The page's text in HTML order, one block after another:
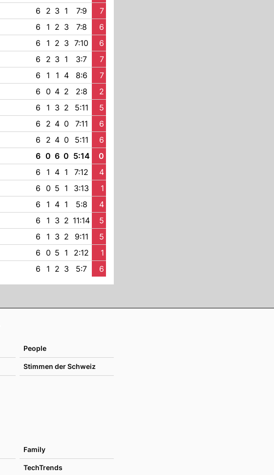
6 2 3 1 7:9
7
6 1 2 3 7:8
6
6 1 2 3 7:10
6
6 2 3 1 3:7
7
6 1 1 4 8:6
7
6 0 4 2 2:8
2
6 1 3 2 5:11
5
6 2 4 0 7:11
6
6 2 4 0 5:11
6
6 0 6 0 5:14
0
6 1 4 1 7:12
4
6 0 5 1 3:13
1
6 1 4 1 5:8
4
6 1 3 2 11:14
5
6 1 3 2 9:11
5
6 0 5 1 2:12
1
6 1 2 3 5:7 6
People
Stimmen der Schweiz
Family
TechTrends